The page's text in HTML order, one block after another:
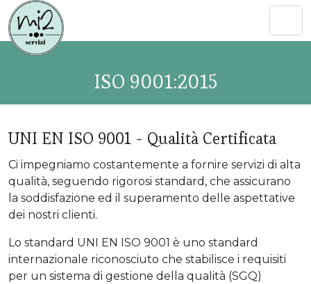
ISO 9001:2015
UNI EN ISO 9001 - Qualità Certificata
Ci impegniamo costantemente a fornire servizi di alta
qualità, seguendo rigorosi standard, che assicurano
la soddisfazione ed il superamento delle aspettative
dei nostri clienti.
Lo standard UNI EN ISO 9001 è uno standard
internazionale riconosciuto che stabilisce i requisiti
per un sistema di gestione della qualità (SGQ)